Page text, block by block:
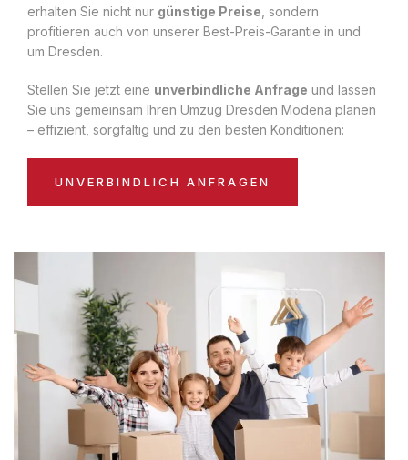
erhalten Sie nicht nur günstige Preise , sondern
profitieren auch von unserer Best-Preis-Garantie in und
um Dresden.
Stellen Sie jetzt eine unverbindliche Anfrage und lassen
Sie uns gemeinsam Ihren Umzug Dresden Modena planen
– effizient, sorgfältig und zu den besten Konditionen:
UNVERBINDLICH ANFRAGEN